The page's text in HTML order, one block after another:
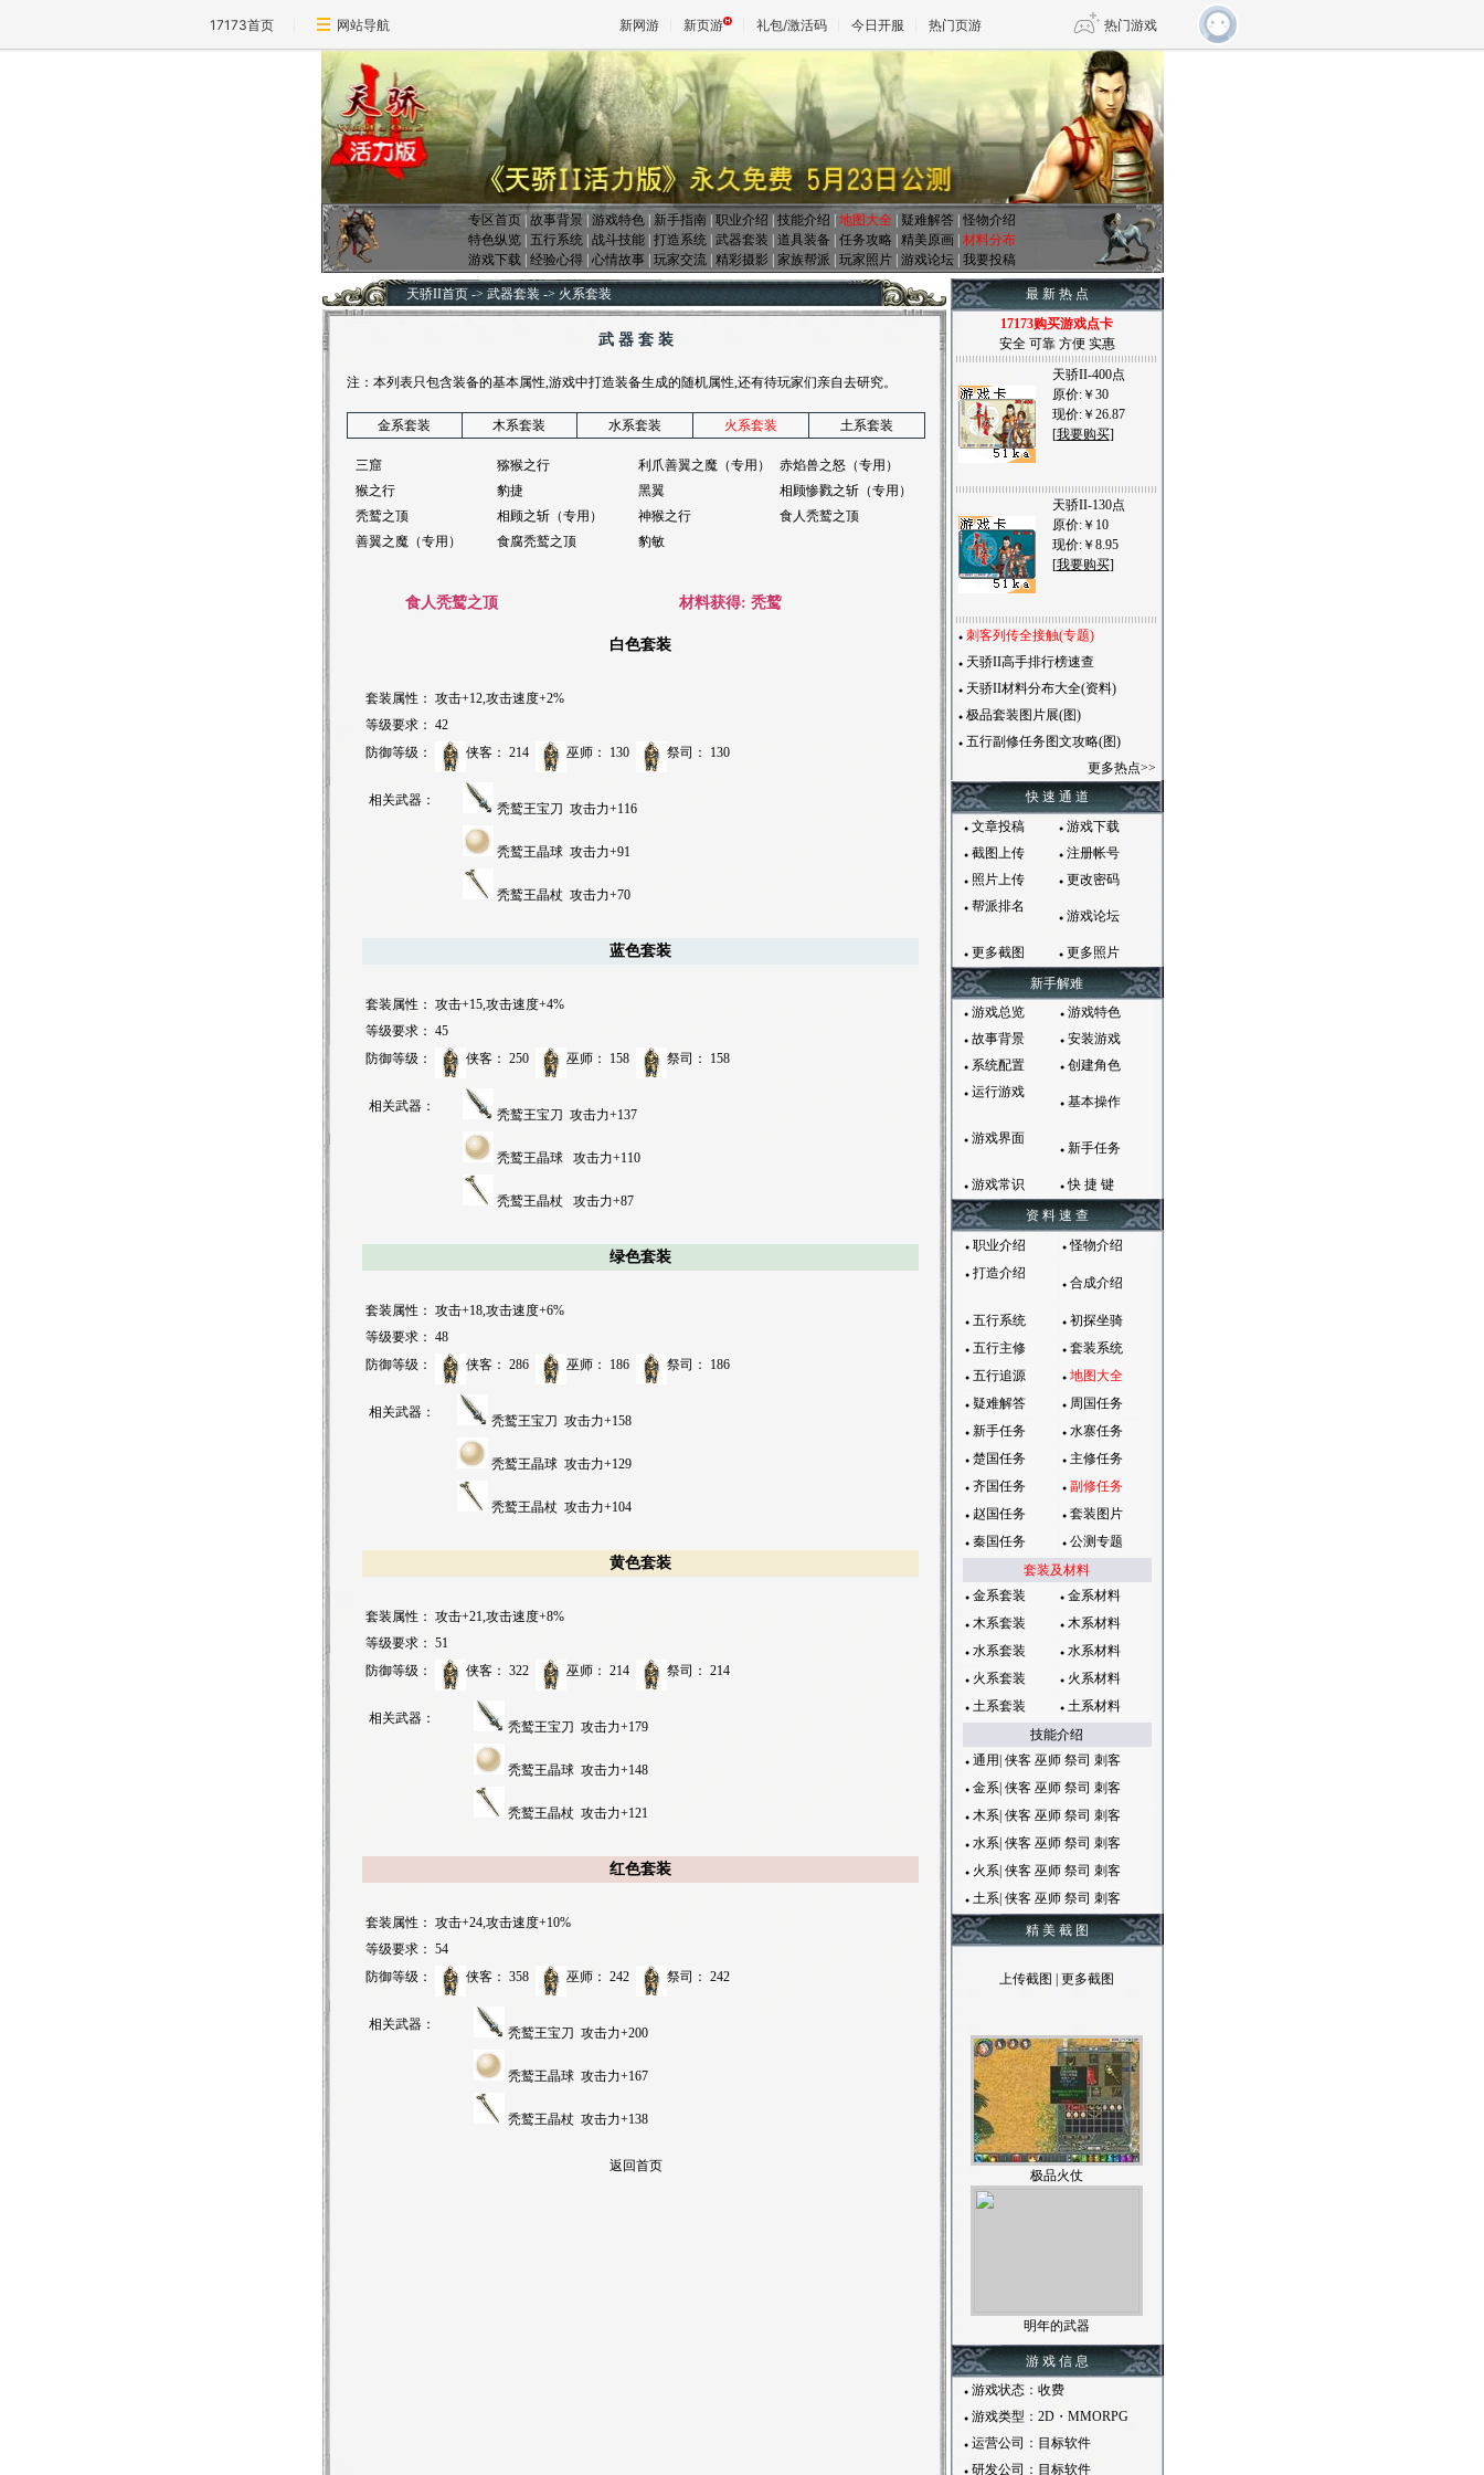
17173首页 网站导航 新网游 新页游 礼包/激活码 今日开服 热门页游 热门游戏
魔兽 DNF 传奇4
天堂 剑网3旗舰版 新天龙八部
王权与自由 仙剑世界
专区首页 故事背景 游戏特色 新手指南 职业介绍 技能介绍 地图大全 疑难解答
怪物介绍
特色纵览
五行系统 战斗技能 打造系统 武器套装 道具装备 任务攻略 精美原画 材料分布
游戏下载 经验心得 心情故事 玩家交流 精彩摄影 家族帮派 玩家照片 游戏论坛 我要投稿
天骄II首页->武器套装 -> 火系套装
武 器 套 装
注：本列表只包含装备的基本属性,游戏中打造装备生成的随机属性,还有待玩家们亲自去研究。
金系套装 木系套装 水系套装 火系套装 土系套装
三窟 猕猴之行 利爪善翼之魔（专用）
赤焰兽之怒（专用）
猴之行
豹捷 黑翼
相顾惨戮之斩（专用）
秃鹫之顶
相顾之斩（专用） 神猴之行
食人秃鹫之顶
善翼之魔（专用）
食腐秃鹫之顶 豹敏
食人秃鹫之顶 材料获得: 秃鹫
白色套装
套装属性： 攻击+12,攻击速度+2%
等级要求： 42
防御等级：
侠客： 214 巫师： 130 祭司： 130
相关武器：
秃鹫王宝刀 攻击力+116
秃鹫王晶球 攻击力+91
秃鹫王晶杖 攻击力+70
蓝色套装
套装属性： 攻击+15,攻击速度+4%
等级要求： 45
防御等级：
侠客： 250 巫师： 158 祭司： 158
相关武器：
秃鹫王宝刀 攻击力+137
秃鹫王晶球 攻击力+110
秃鹫王晶杖 攻击力+87
绿色套装
套装属性： 攻击+18,攻击速度+6%
等级要求： 48
防御等级：
侠客： 286 巫师： 186 祭司： 186
相关武器：
秃鹫王宝刀 攻击力+158
秃鹫王晶球 攻击力+129
秃鹫王晶杖 攻击力+104
黄色套装
套装属性： 攻击+21,攻击速度+8%
等级要求： 51
防御等级：
侠客： 322 巫师： 214 祭司： 214
相关武器：
秃鹫王宝刀 攻击力+179
秃鹫王晶球 攻击力+148
秃鹫王晶杖 攻击力+121
红色套装
套装属性： 攻击+24,攻击速度+10%
等级要求： 54
防御等级：
侠客： 358 巫师： 242 祭司： 242
相关武器：
秃鹫王宝刀 攻击力+200
秃鹫王晶球 攻击力+167
秃鹫王晶杖 攻击力+138
返回首页
最 新 热 点
17173购买游戏点卡
安全 可靠 方便 实惠
天骄II-400点
原价:￥30
现价:￥26.87
[我要购买]
天骄II-130点
原价:￥10
现价:￥8.95
[我要购买]
● 刺客列传全接触(专题)
● 天骄II高手排行榜速查
● 天骄II材料分布大全(资料)
● 极品套装图片展(图)
● 五行副修任务图文攻略(图)
更多热点>>
快 速 通 道
● 文章投稿 ● 游戏下载
● 截图上传 ● 注册帐号
● 照片上传 ● 更改密码
● 帮派排名
● 游戏论坛
● 更多截图 ● 更多照片
新手解难
● 游戏总览 ● 游戏特色
● 故事背景 ● 安装游戏
● 系统配置 ● 创建角色
● 运行游戏
● 基本操作
● 游戏界面
● 新手任务
● 游戏常识 ● 快 捷 键
资 料 速 查
● 职业介绍 ● 怪物介绍
● 打造介绍
● 合成介绍
● 五行系统 ● 初探坐骑
● 五行主修 ● 套装系统
● 五行追源 ● 地图大全
● 疑难解答 ● 周国任务
● 新手任务 ● 水寨任务
● 楚国任务 ● 主修任务
● 齐国任务 ● 副修任务
● 赵国任务 ● 套装图片
● 秦国任务 ● 公测专题
套装及材料
● 金系套装 ● 金系材料
● 木系套装 ● 木系材料
● 水系套装 ● 水系材料
● 火系套装 ● 火系材料
● 土系套装 ● 土系材料
技能介绍
●通用| 侠客 巫师 祭司 刺客
●金系| 侠客 巫师 祭司 刺客
●木系| 侠客 巫师 祭司 刺客
●水系| 侠客 巫师 祭司 刺客
●火系| 侠客 巫师 祭司 刺客
●土系| 侠客 巫师 祭司 刺客
精 美 截 图
上传截图 更多截图
极品火仗
明年的武器
游 戏 信 息
●游戏状态：收费
●游戏类型：2D・MMORPG
●运营公司：目标软件
●研发公司：目标软件